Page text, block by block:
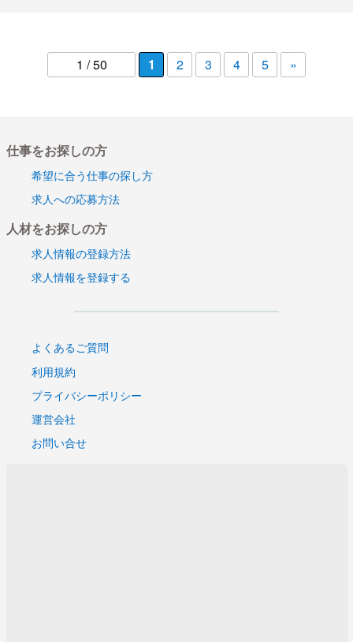
1 / 50 1 2 3 4 5 »
仕事をお探しの方
希望に合う仕事の探し方
求人への応募方法
人材をお探しの方
求人情報の登録方法
求人情報を登録する
よくあるご質問
利用規約
プライバシーポリシー
運営会社
お問い合せ